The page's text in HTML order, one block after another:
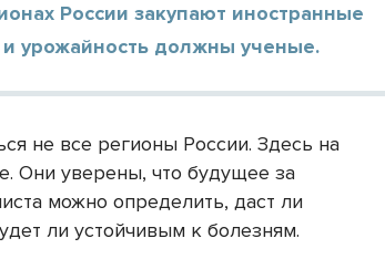
России закупают иностранные
урожайность должны ученые.
не все регионы России. Здесь на
Они уверены, что будущее за
можно определить, даст ли
ли устойчивым к болезням.